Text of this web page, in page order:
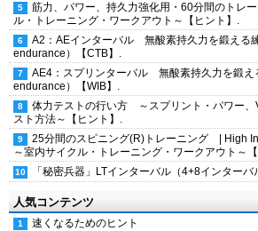
筋力、パワー、持久力強化用・60分間のトレ
ル・トレーニング・ワークアウト～【ヒント】.
A2：AEインターバル 無酸素持久力を鍛える
endurance）【CTB】.
AE4：スプリンターバル 無酸素持久力を鍛え
endurance）【WIB】.
体力テストの行い方 ～スプリント・パワー、
スト方法～【ヒント】.
25分間のスピニング(R)トレーニング | High
～室内サイクル・トレーニング・ワークアウト～
「秘密兵器」LTインターバル（4+8インターバ
人気コンテンツ
速くなるためのヒント